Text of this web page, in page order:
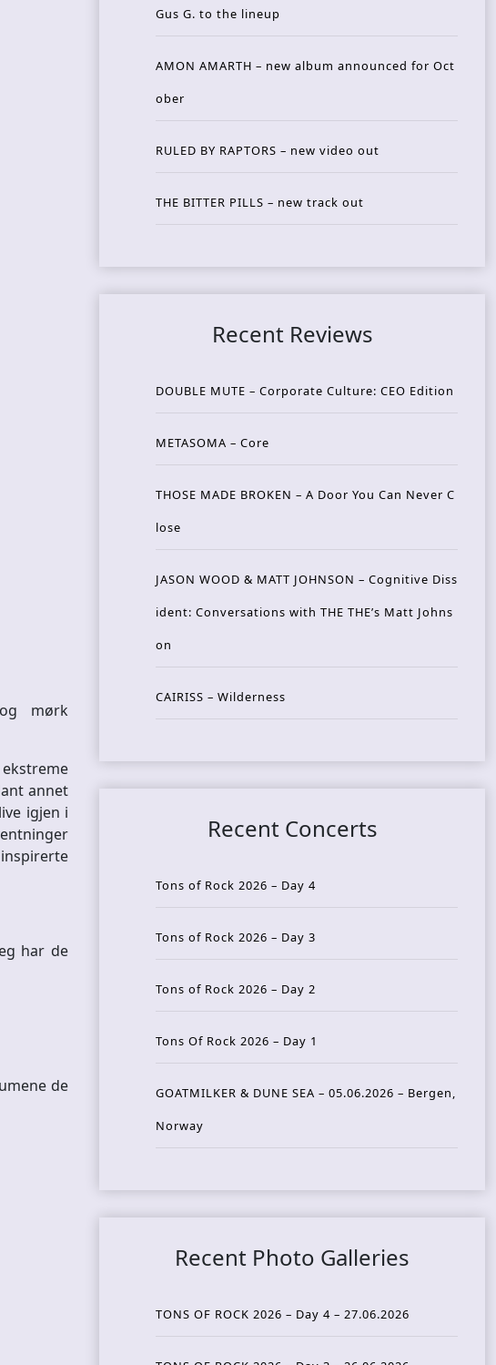
mørk
annet
igjen i
har de
de
Gus G. to the lineup
AMON AMARTH – new album announced for Oct
ober
RULED BY RAPTORS – new video out
THE BITTER PILLS – new track out
Recent Reviews
DOUBLE MUTE – Corporate Culture: CEO Edition
METASOMA – Core
THOSE MADE BROKEN – A Door You Can Never C
lose
JASON WOOD & MATT JOHNSON – Cognitive Diss
ident: Conversations with THE THE’s Matt Johns
on
CAIRISS – Wilderness
Recent Concerts
Tons of Rock 2026 – Day 4
Tons of Rock 2026 – Day 3
Tons of Rock 2026 – Day 2
Tons Of Rock 2026 – Day 1
GOATMILKER & DUNE SEA – 05.06.2026 – Bergen,
Norway
Recent Photo Galleries
TONS OF ROCK 2026 – Day 4 – 27.06.2026